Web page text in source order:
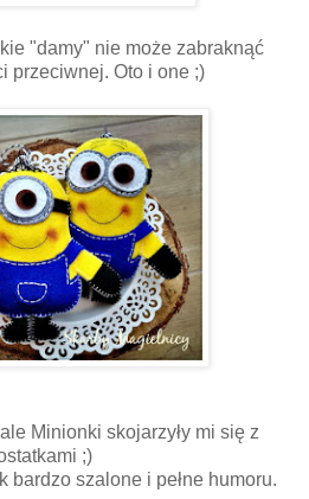
"damy" nie może zabraknąć
przeciwnej. Oto i one ;)
Minionki skojarzyły mi się z
;)
bardzo szalone i pełne humoru.